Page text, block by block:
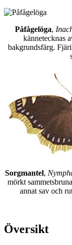
Påfågelöga,
kännetecknas
bakgrundsfärg.
Sorgmantel,
mörkt
annat sav och
Översikt